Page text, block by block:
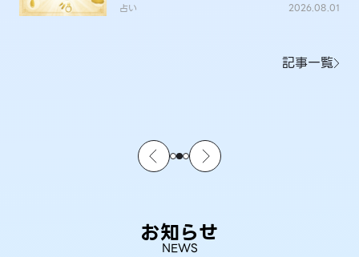
占い 2026.08.01
記事一覧
お知らせ
NEWS